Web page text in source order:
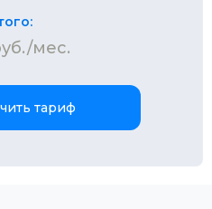
мес.
тариф